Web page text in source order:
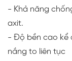
- Khả năng
axit.
- Độ bền cao kể
nắng to liên tục